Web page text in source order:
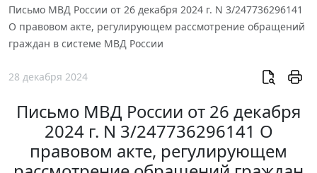
Письмо МВД России от 26 декабря 2024 г. N 3/247736296141
О правовом акте, регулирующем рассмотрение обращений
граждан в системе МВД России
28 декабря 2024
Письмо МВД России от 26 декабря
2024 г. N 3/247736296141 О
правовом акте, регулирующем